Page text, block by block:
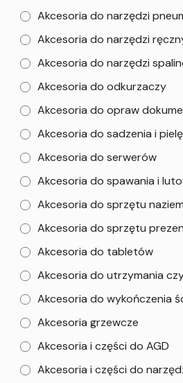
Akcesoria do narzędzi
Akcesoria do narzędzi
Akcesoria do narzędzi
Akcesoria do odkurzaczy
Akcesoria do opraw
Akcesoria do sadzenia i
Akcesoria do serwerów
Akcesoria do spawania i
Akcesoria do sprzętu
Akcesoria do sprzętu
Akcesoria do tabletów
Akcesoria do utrzymania
Akcesoria do wykończenia
Akcesoria grzewcze
Akcesoria i części do AGD
Akcesoria i części do